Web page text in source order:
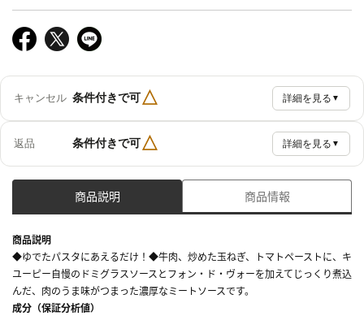
キャンセル 条件付きで可△ 詳細を見る ▼
返品 条件付きで可△ 詳細を見る ▼
商品説明 商品情報
商品説明
◆ゆでたパスタにあえるだけ！◆牛肉、炒めた玉ねぎ、トマトペーストに、キ
ユーピー自慢のドミグラスソースとフォン・ド・ヴォーを加えてじっくり煮込
んだ、肉のうま味がつまった濃厚なミートソースです。
成分（保証分析値）